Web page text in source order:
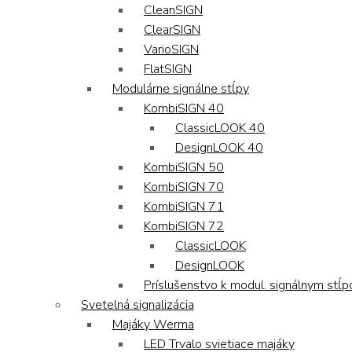
CleanSIGN
ClearSIGN
VarioSIGN
FlatSIGN
Modulárne signálne stĺpy
KombiSIGN 40
ClassicLOOK 40
DesignLOOK 40
KombiSIGN 50
KombiSIGN 70
KombiSIGN 71
KombiSIGN 72
ClassicLOOK
DesignLOOK
Príslušenstvo k modul. signálnym
Svetelná signalizácia
Majáky Werma
LED Trvalo svietiace majáky